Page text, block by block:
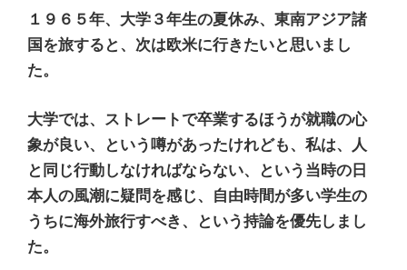
１９６５年、大学３年生の夏休み、東南アジア諸
国を旅すると、次は欧米に行きたいと思いまし
た。
大学では、ストレートで卒業するほうが就職の心
象が良い、という噂があったけれども、私は、人
と同じ行動しなければならない、という当時の日
本人の風潮に疑問を感じ、自由時間が多い学生の
うちに海外旅行すべき、という持論を優先しまし
た。